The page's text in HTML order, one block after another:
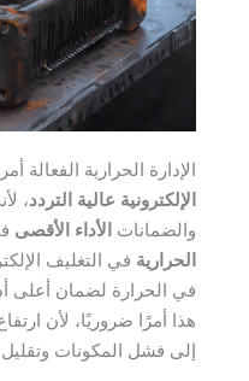
الإدارة الحرارية الفعالة
الإلكترونية عالية التردد،
والضمانات الأداء الأقصى
الحرارية في التغليف
في الحرارة لضمان أعلى
هذا أمرًا ضروريًا، لأن
إلى فشل المكونات